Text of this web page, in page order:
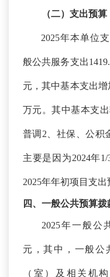
（二）支出预算
2025年本单位
般公共服务支出
元，其中基本支出增
万元。其中基本支
普调 2、社保、公积
主要是因为2024年1/
2025年年初项目支出
四、一般公共预算
2025年一般公
元，其中， 一般公
（室）及相关机